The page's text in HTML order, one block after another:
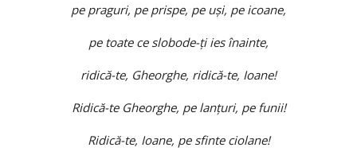
pe praguri, pe prispe, pe uşi, pe icoane,
pe toate ce slobode-ţi ies înainte,
ridică-te, Gheorghe, ridică-te, Ioane!
Ridică-te Gheorghe, pe lanţuri, pe funii!
Ridică-te, Ioane, pe sfinte ciolane!